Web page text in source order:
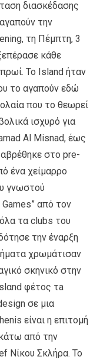
διασκέδασης
την
τη Πέμπτη, 3
κάθε
Το Ιsland ήταν
το αγαπούν εδώ
που το θεωρεί
ισχυρό για
Al Misnad, έως
στο pre-
ένα χείμαρρο
γνωστού
Games” από τον
τα clubs του
την έναρξη
χρωμάτισαν
σκηνικό στην
φέτος τa
σε μια
είναι η επιτομή
από την
Νίκου Σκλήρα. Το